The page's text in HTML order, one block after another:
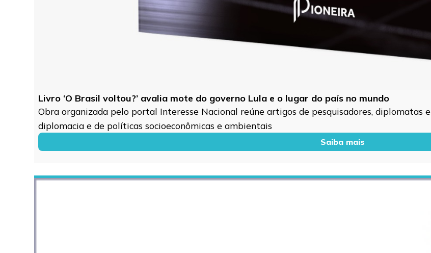
Livro ‘O Brasil voltou?’ avalia mote do governo Lula e o lugar do país no mundo
Obra organizada pelo portal Interesse Nacional reúne artigos de pesquisadores,
diplomacia e de políticas socioeconômicas e ambientais
Saiba mais